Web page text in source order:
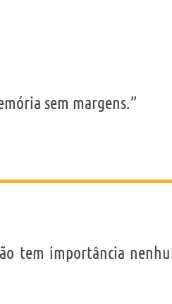
sem margens.”
tem importância